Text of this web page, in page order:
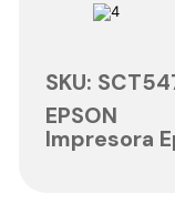
SKU:
EPSON
Impresora